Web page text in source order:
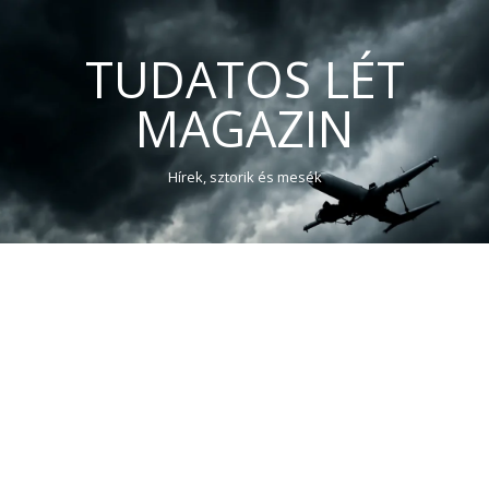
TUDATOS LÉT
MAGAZIN
Hírek, sztorik és mesék